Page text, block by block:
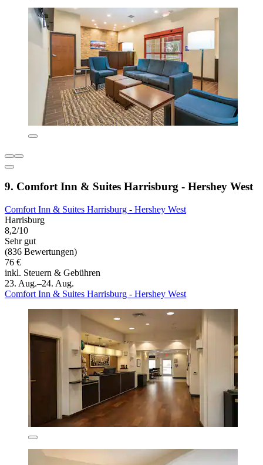
9. Comfort Inn & Suites Harrisburg - Hershey West
Comfort Inn & Suites Harrisburg - Hershey West
Harrisburg
8,2/10
Sehr gut
(836 Bewertungen)
76 €
inkl. Steuern & Gebühren
23. Aug.–24. Aug.
Comfort Inn & Suites Harrisburg - Hershey West